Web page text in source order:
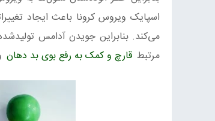
اسپایک ویروس کرونا باعث ایجاد
می‌کند. بنابراین جویدن آدامس
مرتبط قارچ و کمک به رفع بوی بد دهان